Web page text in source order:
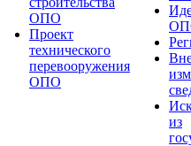
ОПО
Проект
технического
перевооружения
ОПО
из